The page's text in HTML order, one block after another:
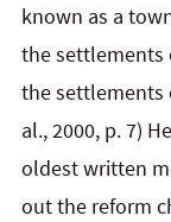
known as a
the settlements
the settlements
al., 2000, p. 7)
oldest written
out the reform